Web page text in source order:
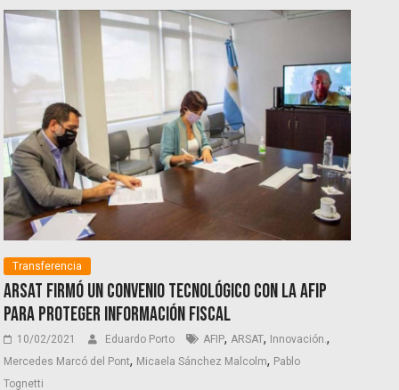
Transferencia
ARSAT firmó un convenio tecnológico con la AFIP
para proteger información fiscal
10/02/2021 Eduardo Porto AFIP, ARSAT, Innovación.,
Mercedes Marcó del Pont, Micaela Sánchez Malcolm, Pablo
Tognetti